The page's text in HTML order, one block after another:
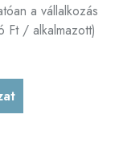
a vállalkozás
Ft / alkalmazott)